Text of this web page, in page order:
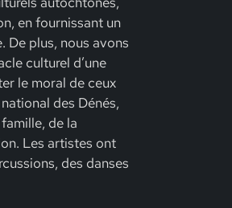
en fournissant un
plus, nous avons
culturel d’une
le moral de ceux
des Dénés,
de la
Les artistes ont
des danses